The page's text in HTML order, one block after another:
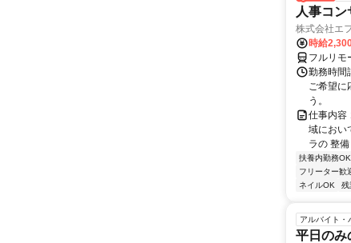
人事コ
株式会社エ
時給
フルリモ
勤務時間
ご希望に
う。
仕事内容
域におい
ラの 整
扶養内勤務OK
フリーター歓
ネイルOK
残
アルバイト・
平日のみ